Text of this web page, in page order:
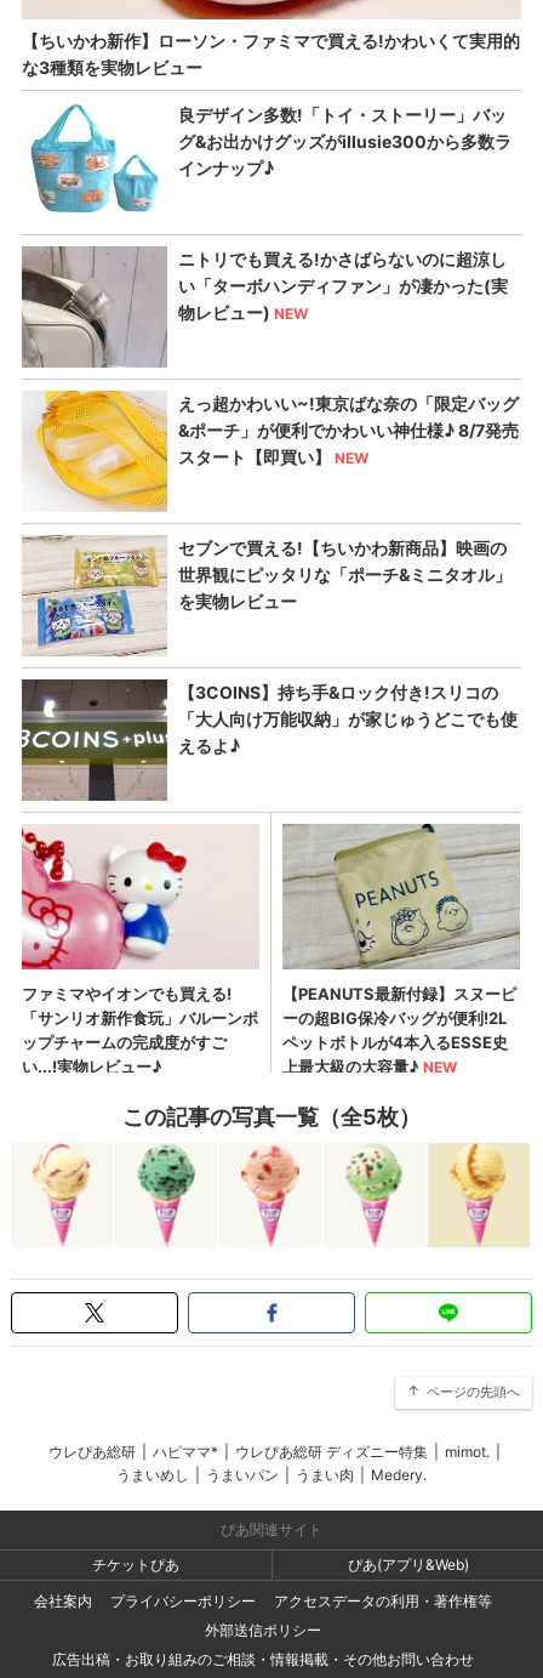
この記事の写真一覧（全5枚）
ページの先頭へ
ウレぴあ総研 ハピママ* ウレぴあ総研 ディズニー特集 mimot.
うまいめし
うまいパン うまい肉 Medery.
ぴあ関連サイト
チケットぴあ
ぴあ(アプリ&Web)
会社案内
プライバシーポリシー
アクセスデータの利用・著作権等
外部送信ポリシー
広告出稿・お取り組みのご相談・情報掲載・その他お問い合わせ